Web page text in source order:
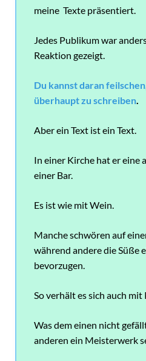
meine Texte präsentiert.
Jedes Publikum war
Reaktion gezeigt.
Du kannst daran
überhaupt zu schreiben.
Aber ein Text ist ein Text.
In einer Kirche hat er eine
einer Bar.
Es ist wie mit Wein.
Manche schwören auf
während andere die Süße
bevorzugen.
So verhält es sich auch mit
Was dem einen nicht
anderen ein Meisterwerk